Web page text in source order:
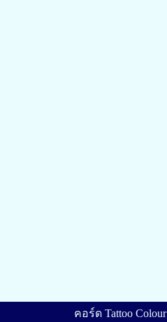
คอร์ด Tattoo Colour